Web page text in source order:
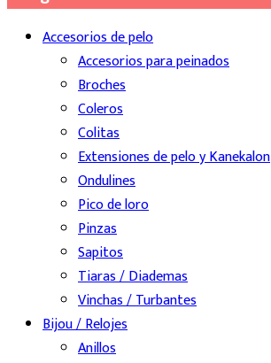
Accesorios de pelo
Accesorios para peinados
Broches
Coleros
Colitas
Extensiones de pelo y Kanekalon
Ondulines
Pico de loro
Pinzas
Sapitos
Tiaras / Diademas
Vinchas / Turbantes
Bijou / Relojes
Anillos